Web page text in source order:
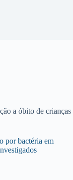
a óbito de crianças
por bactéria em